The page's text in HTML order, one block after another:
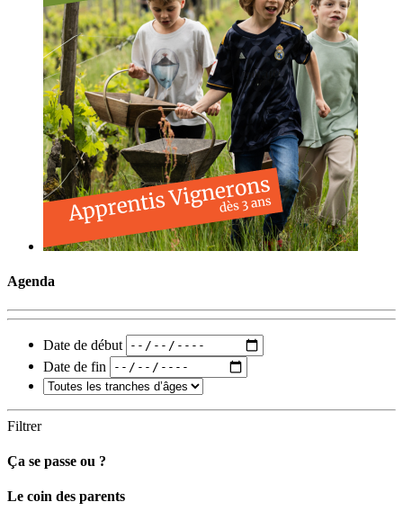
Agenda
Date de début
Date de fin
Filtrer
Ça se passe ou ?
Carto
Le coin des parents